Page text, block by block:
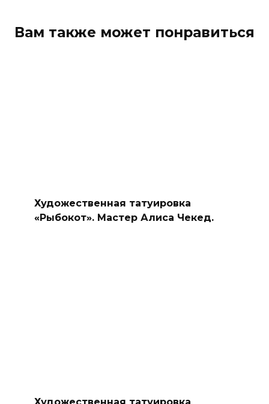
Вам также может понравиться
Художественная татуировка
«Рыбокот». Мастер Алиса Чекед.
Художественная татуировка